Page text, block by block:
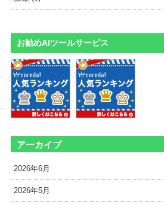
お勧めAIツールサービス
アーカイブ
2026年6月
2026年5月